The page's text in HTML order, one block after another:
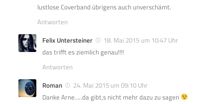
lustlose Coverband übrigens auch unverschämt.
Antworten
Felix Untersteiner
18. Mai 2015 um 10:47 Uhr
das trifft es ziemlich genau!!!!
Antworten
Roman
24. Mai 2015 um 09:10 Uhr
Danke Arne…..da gibt,s nicht mehr dazu zu sagen